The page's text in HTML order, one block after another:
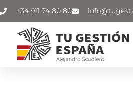
+34 911 74 80 80